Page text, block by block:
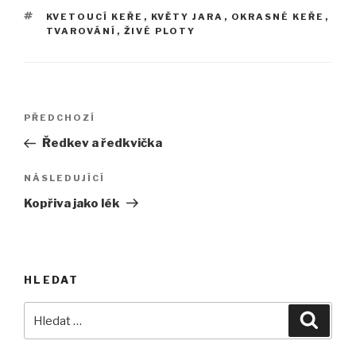
ŠTÍTKY
KVETOUCÍ KEŘE , KVĚTY JARA , OKRASNÉ KEŘE ,
TVAROVÁNÍ , ŽIVÉ PLOTY
Navigace
pro
příspěvek
Předchozí
příspěvek
PŘEDCHOZÍ
Ředkev a ředkvička
Následující
příspěvek
NÁSLEDUJÍCÍ
Kopřiva jako lék
HLEDAT